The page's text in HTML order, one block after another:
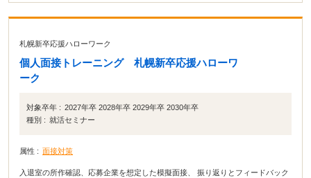
札幌新卒応援ハローワーク
個人面接トレーニング 札幌新卒応援ハローワ
ーク
対象卒年 : 2027年卒 2028年卒 2029年卒 2030年卒
種別 : 就活セミナー
属性 : 面接対策
入退室の所作確認、応募企業を想定した模擬面接、 振り返りとフィードバック